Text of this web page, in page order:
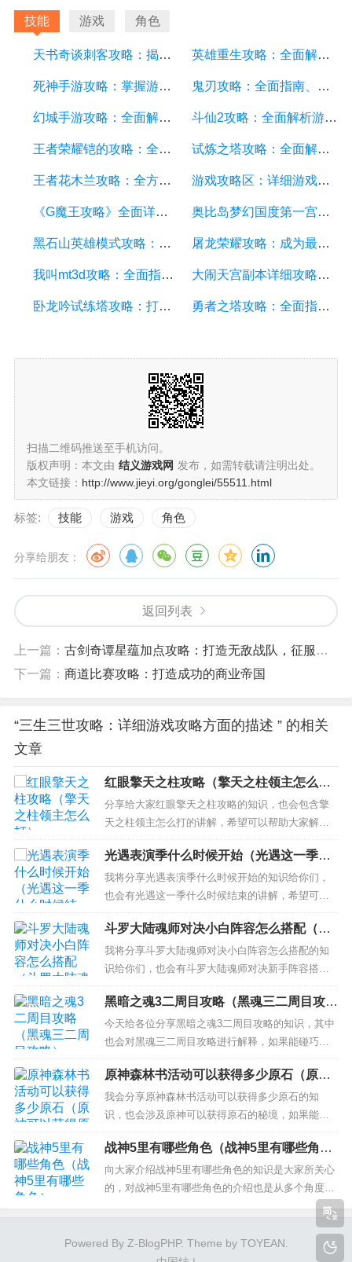
技能 游戏 角色
天书奇谈刺客攻略：揭秘最强刺客技巧，助你成为顶尖玩家 英雄重生攻略：全面解析游戏中的技巧和策略
死神手游攻略：掌握游戏技巧，轻松成为顶级玩家 鬼刃攻略：全面指南、技巧和秘籍，助你成为顶尖玩家
幻城手游攻略：全面解析游戏技巧、装备选择和副本攻略 斗仙2攻略：全面解析游戏技巧、副本攻略、装备养成和战斗策略
王者荣耀铠的攻略：全面解析铠的技能、装备、打法和团队配合 试炼之塔攻略：全面解析游戏技巧与策略，帮你征服每一层塔
王者花木兰攻略：全方位解析花木兰的技能、装备和打法 游戏攻略区：详细游戏攻略方面的描述
《G魔王攻略》全面详解，助你成为顶尖玩家 奥比岛梦幻国度第一宫攻略：探索梦幻世界的奇妙冒险
黑石山英雄模式攻略：成为顶尖玩家的必备指南 屠龙荣耀攻略：成为最强勇士的终极指南
我叫mt3d攻略：全面指南、技巧和秘籍揭秘 大闹天宫副本详细攻略：如何轻松通关大闹天宫副本
卧龙吟试练塔攻略：打造最强角色，征服试炼之塔 勇者之塔攻略：全面指南、技巧和策略解析
扫描二维码推送至手机访问。
版权声明：本文由 结义游戏网 发布，如需转载请注明出处。
本文链接： http://www.jieyi.org/gonglei/55511.html
标签: 技能 游戏 角色
分享给朋友：
返回列表
上一篇： 古剑奇谭星蕴加点攻略：打造无敌战队，征服九州大陆
下一篇： 商道比赛攻略：打造成功的商业帝国
“三生三世攻略：详细游戏攻略方面的描述 ” 的相关
文章
红眼擎天之柱攻略（擎天之柱领主怎么
打）
分享给大家红眼擎天之柱攻略的知识，也会包含擎
天之柱领主怎么打的讲解，希望可以帮助大家解决
现在的问题！ 本文目录一览： 1、暴走擎天之柱怎
么打 2、dnf擎天之柱详细攻略 3、dnf擎天之柱怎么
打 dnf擎天之柱打法攻略 4、DNF擎天之柱副本怎么
打 5、擎天之柱第一个门怎么打 6...
光遇表演季什么时候开始（光遇这一季什
么时候结束）
我将分享光遇表演季什么时候开始的知识给你们，
也会有光遇这一季什么时候结束的讲解，希望可以
解决你们现在的问题！ 本文目录一览： 1、光遇id1
3开头是什么季节 2、光遇所有季节顺序 3、光遇表
演季什么时候开始 4、表演季什么时候开始 光遇id1
3开头是什么季节 光遇id13开头是表演季：...
斗罗大陆魂师对决小白阵容怎么搭配（斗
罗大陆魂师对决新手阵容搭配）
我将分享斗罗大陆魂师对决小白阵容怎么搭配的知
识给你们，也会有斗罗大陆魂师对决新手阵容搭配
的讲解，希望可以解决你们现在的问题！ 本文目录
一览： 1、《斗罗大陆：魂师对决》海魔女阵容搭配
推荐 2、斗罗大陆魂师对决阵容推荐 3、斗罗大陆魂
师对决平民最强阵容 4、《斗罗大陆：魂师对决》小
白阵容搭...
黑暗之魂3二周目攻略（黑魂三二周目攻
略）
今天给各位分享黑暗之魂3二周目攻略的知识，其中
也会对黑魂三二周目攻略进行解释，如果能碰巧解
决你现在面临的问题，别忘了关注本站，现在开始
吧！ 本文目录一览： 1、黑暗之魂3武器还原mod开
不了下周目 2、《黑暗之魂3》二周目可以继承什么
东西? 3、黑暗之魂3 二周目继承物品攻略 二周目可
以继承...
原神森林书活动可以获得多少原石（原神
可以获得原石的秘境）
我会分享原神森林书活动可以获得多少原石的知
识，也会涉及原神可以获得原石的秘境，如果能帮
助你解答你当下的问题，别忘记关注我们吧！ 本文
目录一览： 1、森林书做完有多少原石 2、原神深林
书给多少原石 3、森林书全部打勾有奖励吗 4、森林
书一共多少原石 森林书做完有多少原石 森林开卷任
战神5里有哪些角色（战神5里有哪些角
色）
向大家介绍战神5里有哪些角色的知识是大家所关心
的，对战神5里有哪些角色的介绍也是从多个角度来
解答，希望可以让大家解决现在的问题！ 本文目录
一览： 1、战神5怎么发现提尔是坏人 2、战神五有
瑟瑟吗 3、战神5有海拉吗 4、战神5芙蕾雅是敌人吗
Powered By Z-BlogPHP. Theme by TOYEAN.